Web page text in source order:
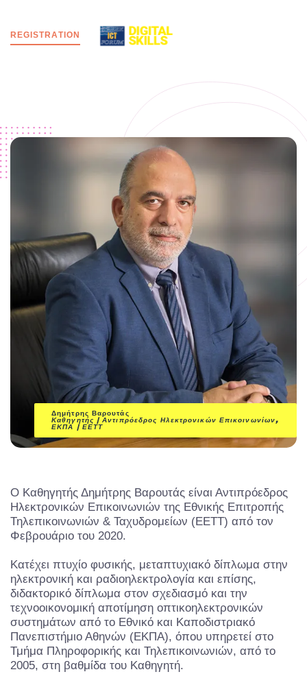
R EG STRAT O N
Δημήτρης Βαρουτάς
Καθηγητής | Αντιπρόεδρος Ηλεκτρονικών Επικοινωνίων,
ΕΚΠΑ | ΕΕΤΤ
O Καθηγητής Δημήτρης Βαρουτάς είναι Αντιπρόεδρος
Ηλεκτρονικών Επικοινωνιών της Εθνικής Επιτροπής
Τηλεπικοινωνιών & Ταχυδρομείων (ΕΕΤΤ) από τον
Φεβρουάριο του 2020.
Κατέχει πτυχίο φυσικής, μεταπτυχιακό δίπλωμα στην
ηλεκτρονική και ραδιοηλεκτρολογία και επίσης,
διδακτορικό δίπλωμα στον σχεδιασμό και την
τεχνοοικονομική αποτίμηση οπτικοηλεκτρονικών
συστημάτων από το Εθνικό και Καποδιστριακό
Πανεπιστήμιο Αθηνών (ΕΚΠΑ), όπου υπηρετεί στο
Τμήμα Πληροφορικής και Τηλεπικοινωνιών, από το
2005, στη βαθμίδα του Καθηγητή.